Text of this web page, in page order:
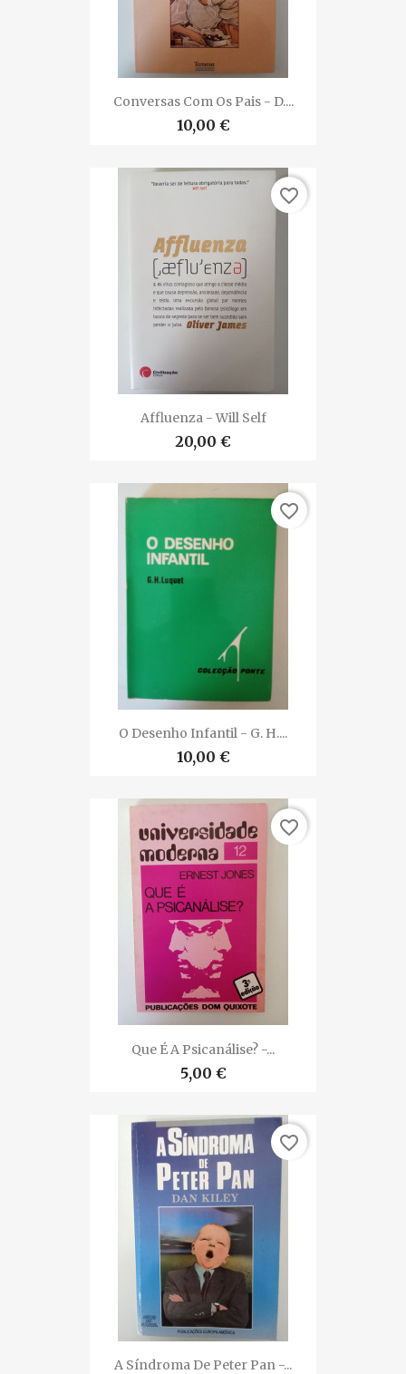
Conversas Com Os Pais - D....
10,00 €
Affluenza - Will Self
20,00 €
favorite_border
O Desenho Infantil - G. H....
10,00 €
favorite_border
Que É A Psicanálise? -...
5,00 €
favorite_border
A Síndroma De Peter Pan -...
favorite_border